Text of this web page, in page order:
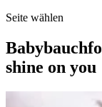
Seite wählen
shine on you